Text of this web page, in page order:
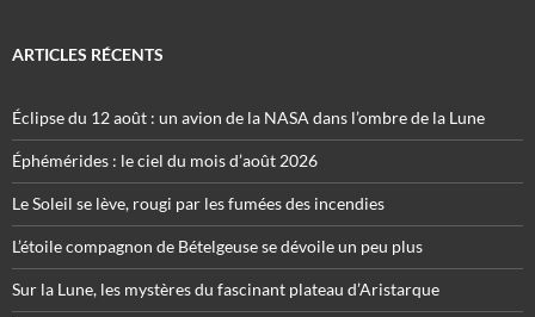
ARTICLES RÉCENTS
Éclipse du 12 août : un avion de la NASA dans l’ombre de la Lune
Éphémérides : le ciel du mois d’août 2026
Le Soleil se lève, rougi par les fumées des incendies
L’étoile compagnon de Bételgeuse se dévoile un peu plus
Sur la Lune, les mystères du fascinant plateau d’Aristarque